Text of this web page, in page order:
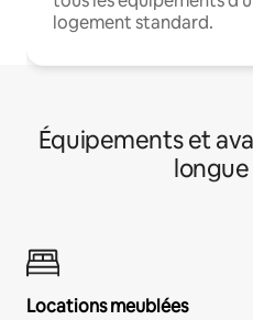
logement standard.
Équipements et
Locations meublées